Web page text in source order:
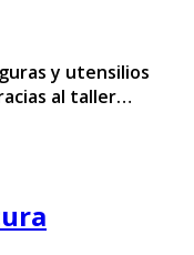
y utensilios
al taller…